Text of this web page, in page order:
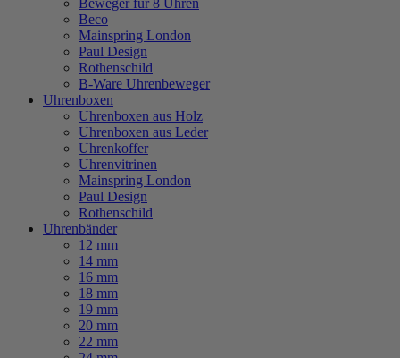
Beweger für 8 Uhren
Beco
Mainspring London
Paul Design
Rothenschild
B-Ware Uhrenbeweger
Uhrenboxen
Uhrenboxen aus Holz
Uhrenboxen aus Leder
Uhrenkoffer
Uhrenvitrinen
Mainspring London
Paul Design
Rothenschild
Uhrenbänder
12 mm
14 mm
16 mm
18 mm
19 mm
20 mm
22 mm